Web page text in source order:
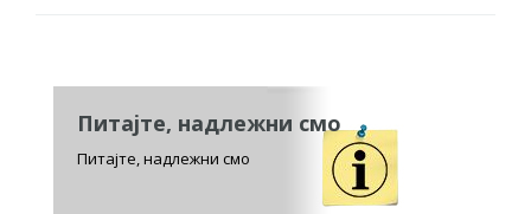
Питајте, надлежни смо
Питајте, надлежни смо